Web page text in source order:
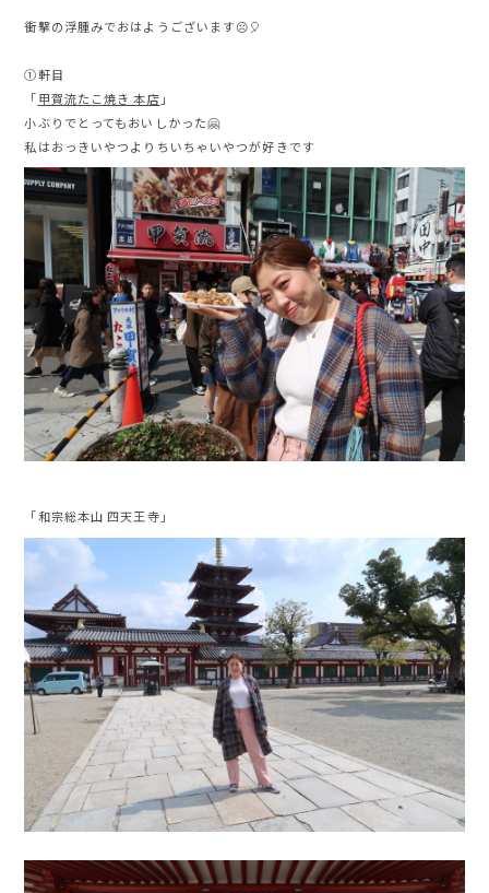
衝撃の浮腫みでおはようございます☹️🎈
①軒目
「 甲賀流たこ焼き 本店 」
小ぶりでとってもおいしかった🤗
私はおっきいやつよりちいちゃいやつが好きです
「和宗総本山 四天王寺」